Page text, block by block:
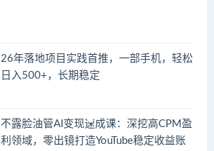
26年落地项目实践首推，一部手机，轻松
日入500+，长期稳定
不露脸油管AI变现速成课：深挖高CPM盈
利领域，零出镜打造YouTube稳定收益账